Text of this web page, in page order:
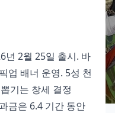
년 2월 25일 출시. 바
업 배너 운영. 5성 천
기는 창세 결정
금은 6.4 기간 동안